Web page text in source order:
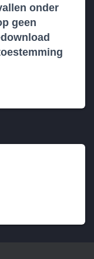
onder
geen